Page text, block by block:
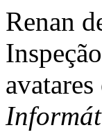
Renan